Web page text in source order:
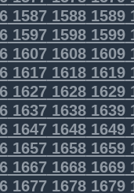
158715881589
159715981599
160716081609
161716181619
162716281629
163716381639
164716481649
165716581659
166716681669
167716781679